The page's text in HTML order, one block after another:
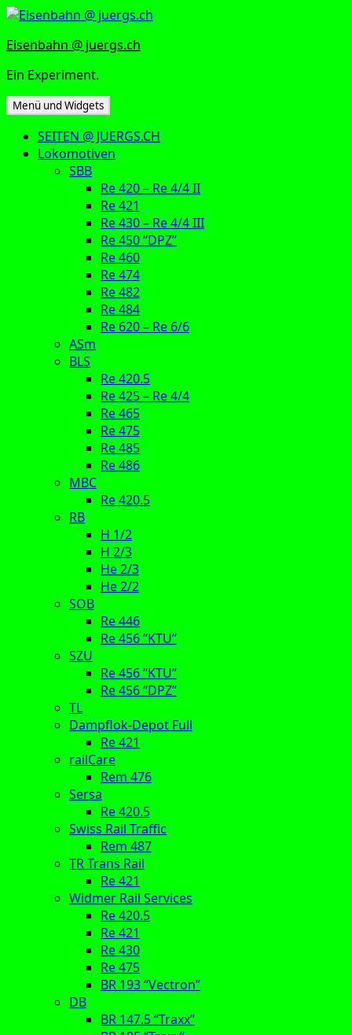
Zum
springen
Eisenbahn @ juergs.ch
Ein Experiment.
Menü und Widgets
SEITEN @ JUERGS.CH
Lokomotiven
SBB
Re 420 – Re 4/4 II
Re 421
Re 430 – Re 4/4 III
Re 450 “DPZ”
Re 460
Re 474
Re 482
Re 484
Re 620 – Re 6/6
ASm
BLS
Re 420.5
Re 425 – Re 4/4
Re 465
Re 475
Re 485
Re 486
MBC
Re 420.5
RB
H 1/2
H 2/3
He 2/3
He 2/2
SOB
Re 446
Re 456 “KTU”
SZU
Re 456 “KTU”
Re 456 “DPZ”
TL
Dampflok-Depot Full
Re 421
railCare
Rem 476
Sersa
Re 420.5
Swiss Rail Traffic
Rem 487
TR Trans Rail
Re 421
Widmer Rail Services
Re 420.5
Re 421
Re 430
Re 475
BR 193 “Vectron”
DB
BR 147.5 “Traxx”